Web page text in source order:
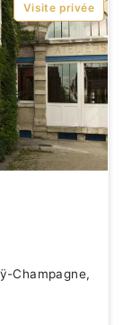
Visite privée
Champagne,